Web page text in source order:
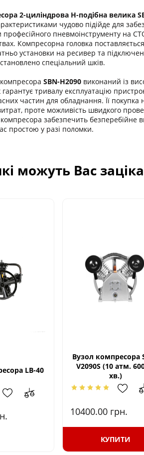
2-циліндрова Н-подібна велика
чудово підійде для
професійного пневмоінструменту на
Компресорна головка поставляється
установки на ресивер та
спеціальний шків.
SBN-H2090 виконаний із
гарантує тривалу експлуатацію
частин для обладнання. Її покупка
проте можливість швидкого
забезпечить безперебійне
простою у разі поломки.
можуть Вас
LB-40
Вузол компресора
V2090S (10 атм.
хв.)
10400.00 грн.
КУПИТИ